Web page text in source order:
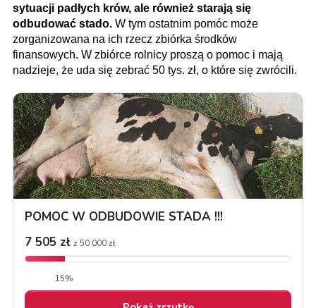
sytuacji padłych krów, ale również starają się
odbudować stado. W tym ostatnim pomóc może
zorganizowana na ich rzecz zbiórka środków
finansowych. W zbiórce rolnicy proszą o pomoc i mają
nadzieje, że uda się zebrać 50 tys. zł, o które się zwrócili.